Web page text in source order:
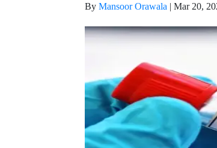
By Mansoor Orawala | Mar 20,